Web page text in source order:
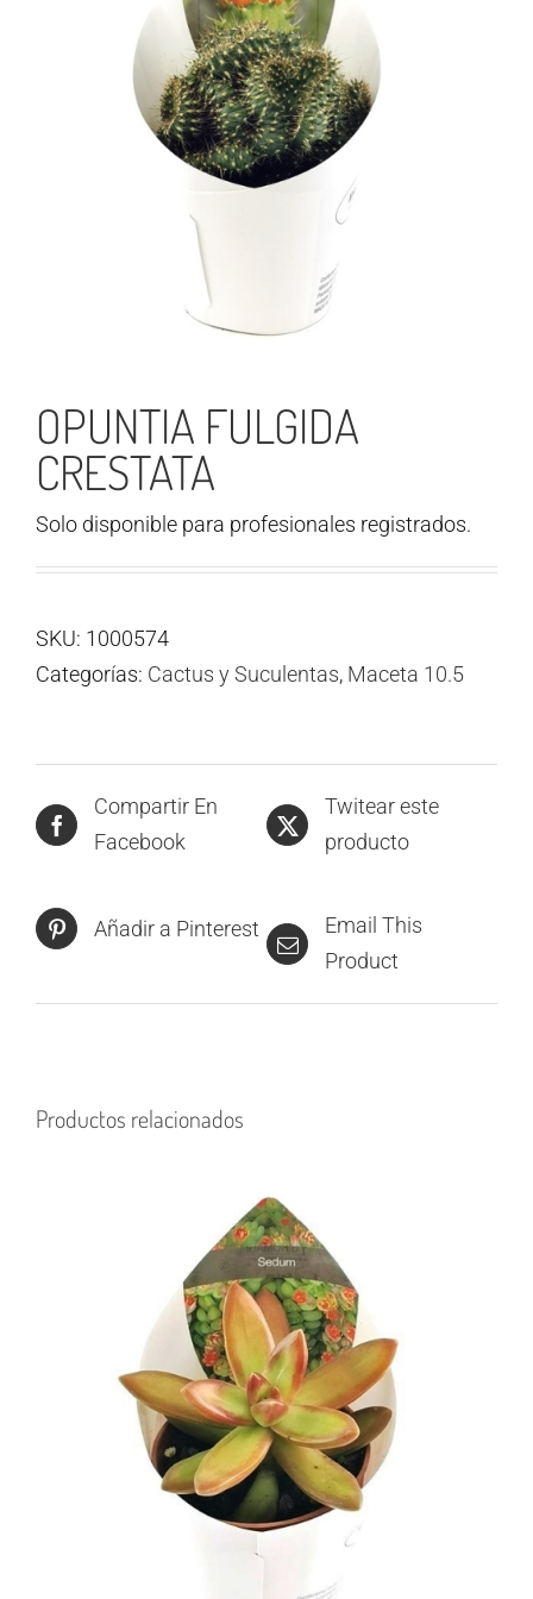
OPUNTIA FULGIDA
CRESTATA
Solo disponible para profesionales registrados.
SKU: 1000574
Categorías: Cactus y Suculentas, Maceta 10.5
Compartir En
Facebook
Twitear este
producto
Añadir a Pinterest
Email This
Product
Productos relacionados